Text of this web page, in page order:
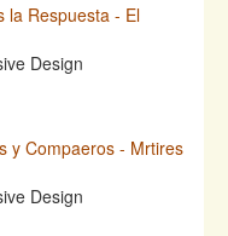
la Respuesta - El
y Compaeros - Mrtires